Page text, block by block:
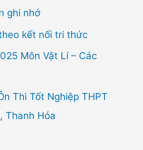
ghi nhớ
kết nối tri thức
Môn Vật Lí – Các
Thi Tốt Nghiệp THPT
Thanh Hóa